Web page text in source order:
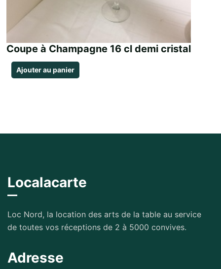
Coupe à Champagne 16 cl demi cristal
Ajouter au panier
Localacarte
Loc Nord, la location des arts de la table au service
de toutes vos réceptions de 2 à 5000 convives.
Adresse